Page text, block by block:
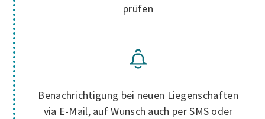
prüfen
Benachrichtigung bei neuen Liegenschaften
via E-Mail, auf Wunsch auch per SMS oder